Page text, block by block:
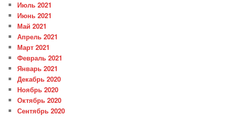
Июль 2021
Июнь 2021
Май 2021
Апрель 2021
Март 2021
Февраль 2021
Январь 2021
Декабрь 2020
Ноябрь 2020
Октябрь 2020
Сентябрь 2020